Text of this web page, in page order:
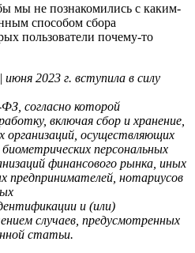
мы не познакомились с каким-
способом сбора
пользователи почему-то
2023 г. вступила в силу
согласно которой
включая сбор и хранение,
осуществляющих
персональных
финансового рынка, иных
предпринимателей, нотариусов
и (или)
случаев, предусмотренных
статьи.